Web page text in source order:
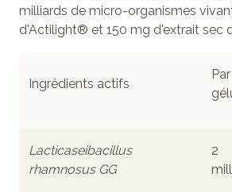
milliards de micro-organismes
d'Actilight® et 150 mg d'extrait sec
Ingrédients actifs
Par
Lacticaseibacillus
rhamnosus GG
2